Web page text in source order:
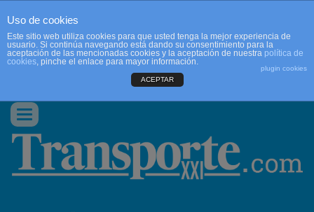
CONTACTO
Conmutar
navegación
Uso de cookies
Este sitio web utiliza cookies para que usted tenga la mejor experiencia de
usuario. Si continúa navegando está dando su consentimiento para la
aceptación de las mencionadas cookies y la aceptación de nuestra política de
cookies, pinche el enlace para mayor información.
plugin cookies
ACEPTAR